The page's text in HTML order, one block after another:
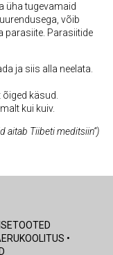
üha tugevamaid
võib
parasiite. Parasiitide
ja siis alla neelata.
käsud.
kui kuiv.
aitab Tiibeti meditsiin“)
•
D